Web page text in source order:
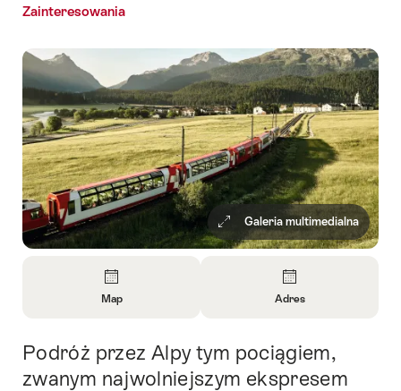
Zainteresowania
Galeria multimedialna
About
Map
Map
About
Contact
Adres
Intro
Podróż przez Alpy tym pociągiem,
zwanym najwolniejszym ekspresem